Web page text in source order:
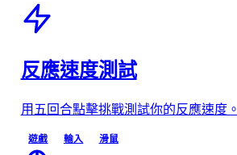
反應速度測試
用五回合點擊挑戰測試你的反應速度。
遊戲 輸入 滑鼠